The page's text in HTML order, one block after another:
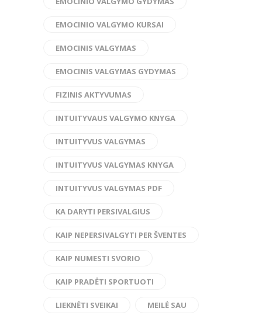
EMOCINIO VALGYMO KURSAI
EMOCINIS VALGYMAS
EMOCINIS VALGYMAS GYDYMAS
FIZINIS AKTYVUMAS
INTUITYVAUS VALGYMO KNYGA
INTUITYVUS VALGYMAS
INTUITYVUS VALGYMAS KNYGA
INTUITYVUS VALGYMAS PDF
KA DARYTI PERSIVALGIUS
KAIP NEPERSIVALGYTI PER ŠVENTES
KAIP NUMESTI SVORIO
KAIP PRADĖTI SPORTUOTI
LIEKNĖTI SVEIKAI MEILĖ SAU